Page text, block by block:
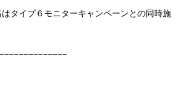
イプ６モニターキャンペーンとの同時施